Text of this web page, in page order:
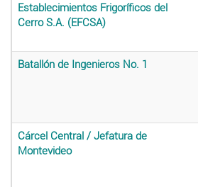
Establecimientos Frigoríficos del
Cerro S.A. (EFCSA)
Batallón de Ingenieros No. 1
Cárcel Central / Jefatura de
Montevideo